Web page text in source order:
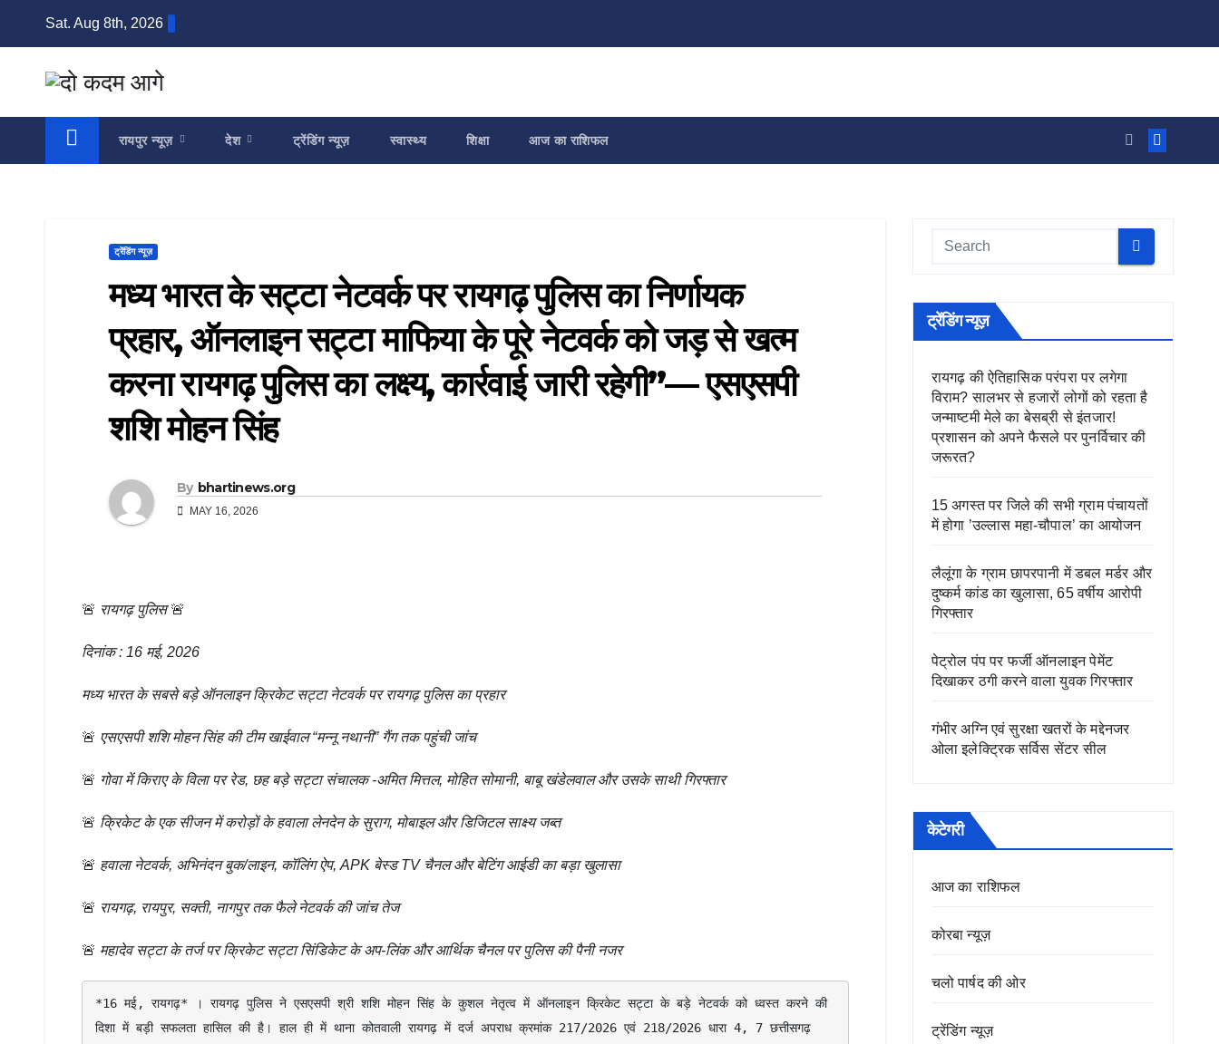
Sat. Aug 8th, 2026
रायपुर न्यूज़ देश ट्रेंडिंग न्यूज़ स्वास्थ्य शिक्षा आज का राशिफल
ट्रेंडिंग न्यूज़
मध्य भारत के सट्टा नेटवर्क पर रायगढ़ पुलिस का निर्णायक
प्रहार, ऑनलाइन सट्टा माफिया के पूरे नेटवर्क को जड़ से खत्म
करना रायगढ़ पुलिस का लक्ष्य, कार्रवाई जारी रहेगी”— एसएसपी
शशि मोहन सिंह
By bhartinews.org
MAY 16, 2026
🚨 रायगढ़ पुलिस🚨
दिनांक : 16 मई, 2026
मध्य भारत के सबसे बड़े ऑनलाइन क्रिकेट सट्टा नेटवर्क पर रायगढ़ पुलिस का प्रहार
🚨 एसएसपी शशि मोहन सिंह की टीम खाईवाल “मन्नू नथानी” गैंग तक पहुंची जांच
🚨 गोवा में किराए के विला पर रेड, छह बड़े सट्टा संचालक -अमित मित्तल, मोहित सोमानी, बाबू खंडेलवाल और उसके साथी गिरफ्तार
🚨 क्रिकेट के एक सीजन में करोड़ों के हवाला लेनदेन के सुराग, मोबाइल और डिजिटल साक्ष्य जब्त
🚨 हवाला नेटवर्क, अभिनंदन बुक/लाइन, कॉलिंग ऐप, APK बेस्ड TV चैनल और बेटिंग आईडी का बड़ा खुलासा
🚨 रायगढ़, रायपुर, सक्ती, नागपुर तक फैले नेटवर्क की जांच तेज
🚨 महादेव सट्टा के तर्ज पर क्रिकेट सट्टा सिंडिकेट के अप-लिंक और आर्थिक चैनल पर पुलिस की पैनी नजर
*16 मई, रायगढ़* । रायगढ़ पुलिस ने एसएसपी श्री शशि मोहन सिंह के कुशल नेतृत्व में ऑनलाइन क्रिकेट सट्टा के बड़े नेटवर्क को ध्वस्त करने की
दिशा में बड़ी सफलता हासिल की है। हाल ही में थाना कोतवाली रायगढ़ में दर्ज अपराध क्रमांक 217/2026 एवं 218/2026 धारा 4, 7 छत्तीसगढ़
ट्रेंडिंग न्यूज़
रायगढ़ की ऐतिहासिक परंपरा पर लगेगा
विराम? सालभर से हजारों लोगों को रहता है
जन्माष्टमी मेले का बेसब्री से इंतजार!
प्रशासन को अपने फैसले पर पुनर्विचार की
जरूरत?
15 अगस्त पर जिले की सभी ग्राम पंचायतों
में होगा ’उल्लास महा-चौपाल’ का आयोजन
लैलूंगा के ग्राम छापरपानी में डबल मर्डर और
दुष्कर्म कांड का खुलासा, 65 वर्षीय आरोपी
गिरफ्तार
पेट्रोल पंप पर फर्जी ऑनलाइन पेमेंट
दिखाकर ठगी करने वाला युवक गिरफ्तार
गंभीर अग्नि एवं सुरक्षा खतरों के मद्देनजर
ओला इलेक्ट्रिक सर्विस सेंटर सील
केटेगरी
आज का राशिफल
कोरबा न्यूज़
चलो पार्षद की ओर
ट्रेंडिंग न्यूज़